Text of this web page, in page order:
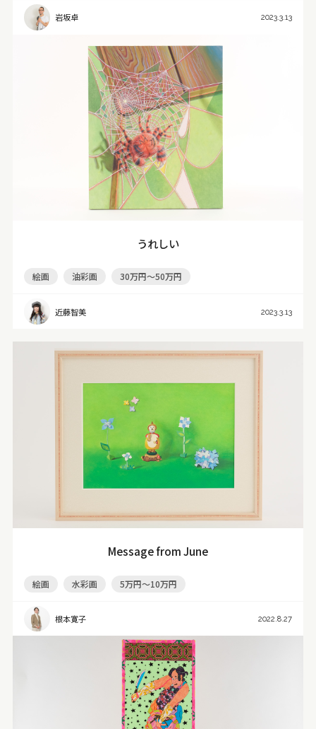
岩坂卓 2023.3.13
うれしい
絵画 油彩画 30万円～50万円
近藤智美 2023.3.13
Message from June
絵画 水彩画 5万円～10万円
根本寛子 2022.8.27